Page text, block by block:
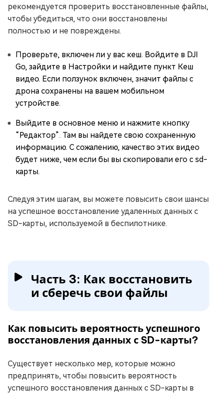
рекомендуется проверить восстановленные файлы,
чтобы убедиться, что они восстановлены
полностью и не повреждены.
Проверьте, включен ли у вас кеш. Войдите в DJI
Go, зайдите в Настройки и найдите пункт Кеш
видео. Если ползунок включен, значит файлы с
дрона сохранены на вашем мобильном
устройстве.
Выйдите в основное меню и нажмите кнопку
“Редактор”. Там вы найдете свою сохраненную
информацию. С сожалению, качество этих видео
будет ниже, чем если бы вы скопировали его с sd-
карты.
Следуя этим шагам, вы можете повысить свои шансы
на успешное восстановление удаленных данных с
SD-карты, используемой в беспилотнике.
Часть 3: Как восстановить
и сберечь свои файлы
Как повысить вероятность успешного
восстановления данных с SD-карты?
Существует несколько мер, которые можно
предпринять, чтобы повысить вероятность
успешного восстановления данных с SD-карты в